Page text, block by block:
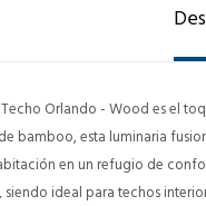
Orlando - Wood es el
bamboo, esta luminaria
en un refugio de
ideal para techos